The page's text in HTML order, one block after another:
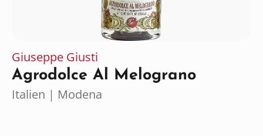
Giuseppe Giusti
Agrodolce Al Melograno
Italien | Modena